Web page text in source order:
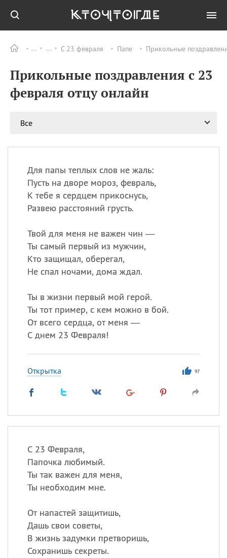
С 23 февраля Папе Прикольные
Прикольные поздравления с 23
февраля отцу онлайн
Все
Для папы теплых слов не жаль:
Пусть на дворе мороз, февраль,
К тебе я сердцем прикоснусь,
Развею расстояний грусть.
Твой для меня не важен чин —
Ты самый первый из мужчин,
Кто защищал, оберегал,
Не спал ночами, дома ждал.
Ты в жизни первый мой герой.
Ты тот пример, с кем можно в бой.
От всего сердца, от меня —
С днем 23 Февраля!
Открытка 97
С 23 Февраля,
Папочка любимый.
Ты так важен для меня,
Ты необходим мне.
От напастей защитишь,
Дашь свои советы,
В жизнь задумки претворишь,
Сохранишь секреты.
ПРАЗДНИКИ Все
06.08 Преображение
Господне у западных
христиан
Романа и Давида
мучеников
07.08
Национальный день
маяка
07.08
ИМЕНА
Сегодня празднуют именины
Анатолий, Афанасий,
,Еще
и
происхождение